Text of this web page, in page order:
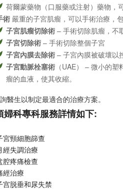
荷爾蒙藥物（口服藥或注射）藥物，
術 嚴重的子宮肌瘤，可以手術治療，
子宮肌瘤切除術 – 手術切除肌瘤，不
子宮切除術 – 手術切除整個子宮
子宮內膜去除術 – 子宮內膜被破壞以
子宮動脈栓塞術 （UAE） – 微小的
瘤的血液，使其收縮。
醫生以制定最適合的治療方案。
婦科專科服務詳情如下:
宮頸細胞篩查
經失調治療
腔疼痛檢查
經治療
宫脱垂和尿失禁